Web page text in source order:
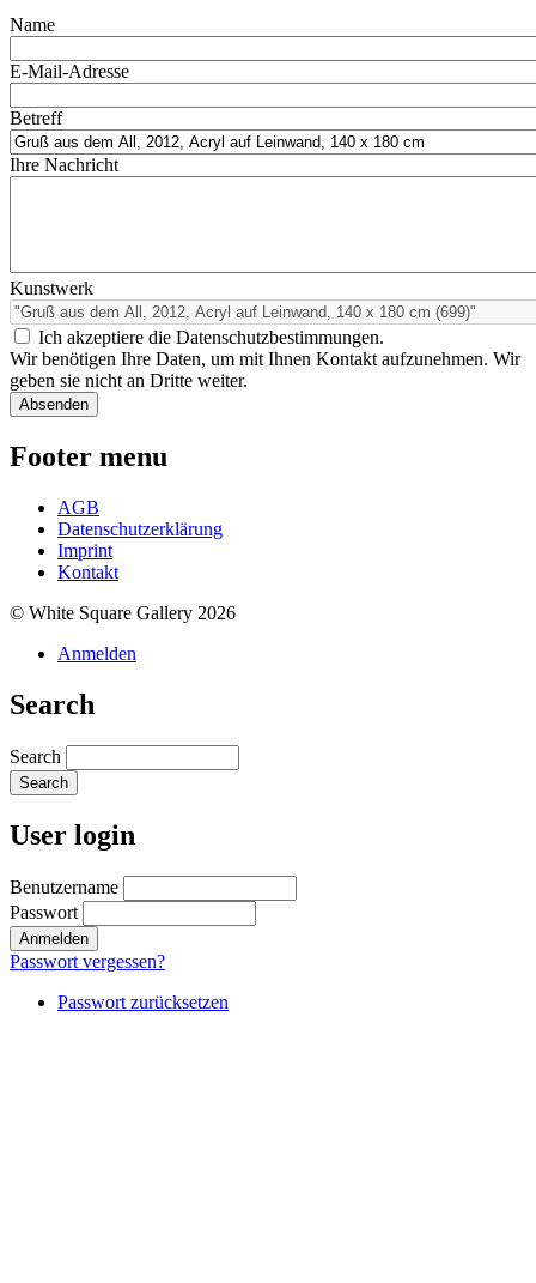
Name
E-Mail-Adresse
Betreff
Ihre Nachricht
Kunstwerk
Ich akzeptiere die Datenschutzbestimmungen.
Wir benötigen Ihre Daten, um mit Ihnen Kontakt aufzunehmen. Wir
geben sie nicht an Dritte weiter.
Footer menu
AGB
Datenschutzerklärung
Imprint
Kontakt
© White Square Gallery 2026
Anmelden
Search
Search
User login
Benutzername
Passwort
Passwort vergessen?
Passwort zurücksetzen